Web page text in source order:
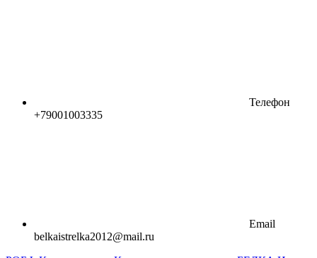
Телефон
+79001003335
Email
belkaistrelka2012@mail.ru